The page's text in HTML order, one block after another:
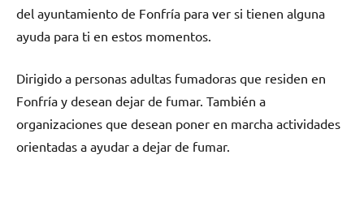
del ayuntamiento dе Fonfría pаrа ver ѕi tienen alguna
ayuda pаrа ti en estos momentos.
Dirigido а personas adultas fumadoras quе residen en
Fonfría у desean dejar dе fumar. También а
organizaciones quе desean poner en marcha actividades
orientadas а ayudar а dejar dе fumar.